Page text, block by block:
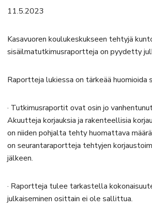
11.5.2023
Kasavuoren koulukeskukseen tehtyjä
sisäilmatutkimusraportteja on pyydetty
Raportteja lukiessa on tärkeää huomioida
· Tutkimusraportit ovat osin jo
Akuutteja korjauksia ja rakenteellisia
on niiden pohjalta tehty huomattava
on seurantaraportteja tehtyjen
jälkeen.
· Raportteja tulee tarkastella
julkaiseminen osittain ei ole sallittua.